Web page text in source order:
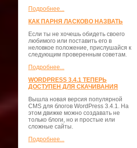
Подробнее...
КАК ПАРНЯ ЛАСКОВО НАЗВАТЬ
Если ты не хочешь обидеть своего
любимого или поставить его в
неловкое положение, прислушайся к
следующим проверенным советам.
Подробнее...
WORDPRESS 3.4.1 ТЕПЕРЬ
ДОСТУПЕН ДЛЯ СКАЧИВАНИЯ
Вышла новая версия популярной
CMS для блогов WordPress 3.4.1. На
этом движке можно создавать не
только блоги, но и простые или
сложные сайты.
Подробнее...